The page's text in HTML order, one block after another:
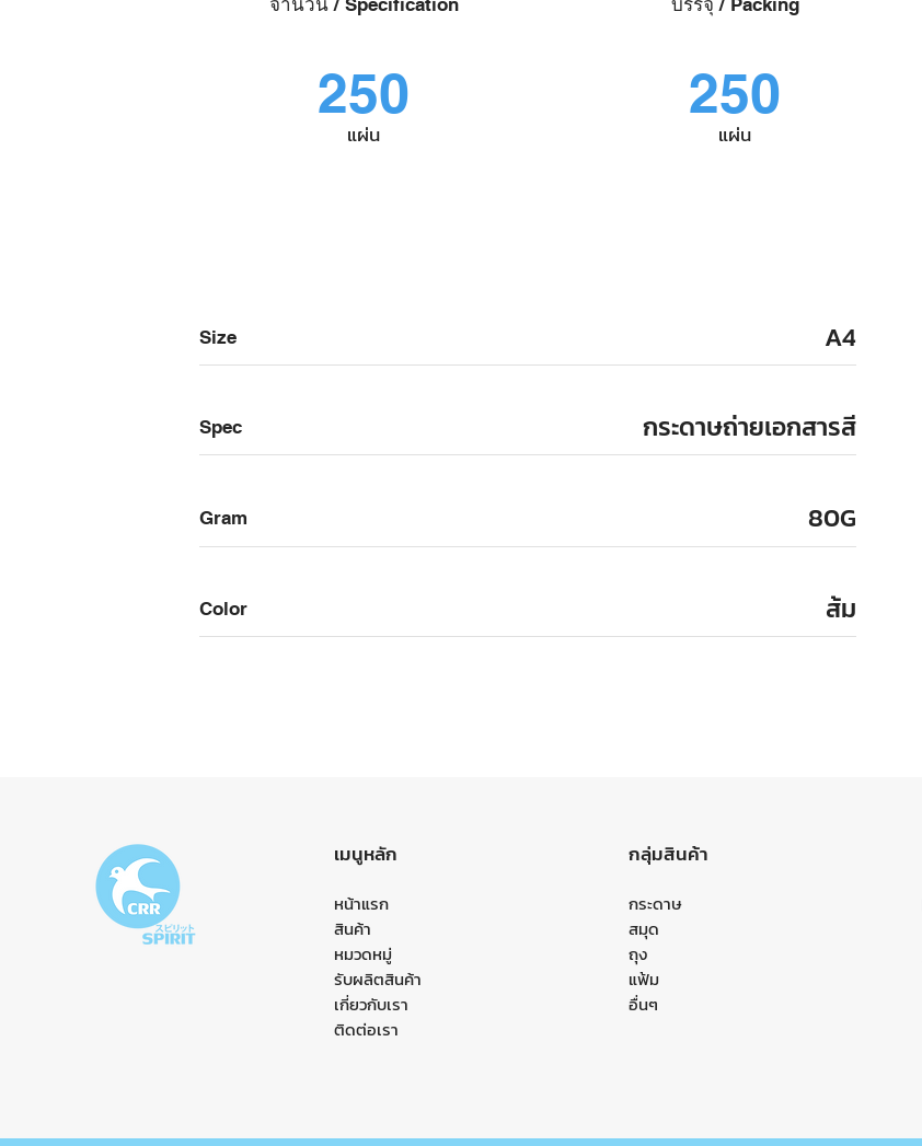
จำนวน / Specification
250
แผ่น
บรรจุ / Packing
250
แผ่น
Size A4
Spec กระดาษถ่ายเอกสารสี
Gram 80G
Color ส้ม
เมนูหลัก
หน้าแรก
สินค้า
หมวดหมู่
รับผลิตสินค้า
เกี่ยวกับเรา
ติดต่อเรา
กลุ่มสินค้า
กระดาษ
สมุด
ถุง
แฟ้ม
อื่นๆ